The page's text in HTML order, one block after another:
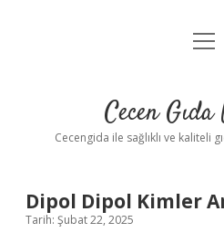
Yasal
Cecen
Cecengida ile sağlıklı ve kaliteli
Dipol Dipol Kimler
Tarih: Şubat 22, 2025